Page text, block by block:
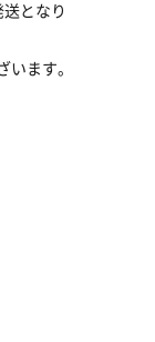
となり
ます。